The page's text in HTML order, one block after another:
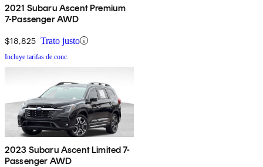
2021 Subaru Ascent Premium
7-Passenger AWD
$18,825 Trato justo
Incluye tarifas de conc.
2023 Subaru Ascent Limited 7-
Passenger AWD